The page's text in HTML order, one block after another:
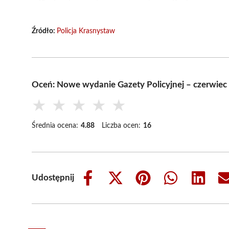
Źródło: Policja Krasnystaw
Oceń: Nowe wydanie Gazety Policyjnej –
★ ★ ★ ★ ★
Średnia ocena: 4.88 Liczba ocen: 16
Udostępnij
Share
Share
(Twitter)
Share
Share
Share